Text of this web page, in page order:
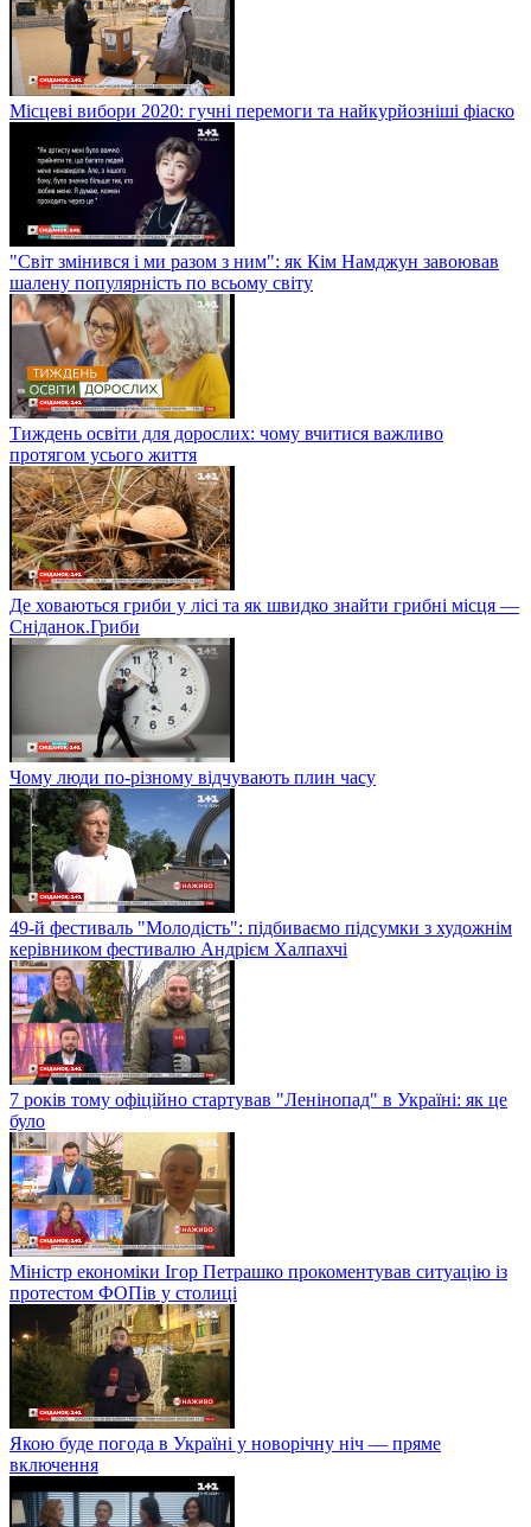
Місцеві вибори 2020: гучні перемоги та найкурйозніші фіаско
"Світ змінився і ми разом з ним": як Кім Намджун завоював
шалену популярність по всьому світу
Тиждень освіти для дорослих: чому вчитися важливо
протягом усього життя
Де ховаються гриби у лісі та як швидко знайти грибні місця —
Сніданок.Гриби
Чому люди по-різному відчувають плин часу
49-й фестиваль "Молодість": підбиваємо підсумки з художнім
керівником фестивалю Андрієм Халпахчі
7 років тому офіційно стартував "Ленінопад" в Україні: як це
було
Міністр економіки Ігор Петрашко прокоментував ситуацію із
протестом ФОПів у столиці
Якою буде погода в Україні у новорічну ніч — пряме
включення